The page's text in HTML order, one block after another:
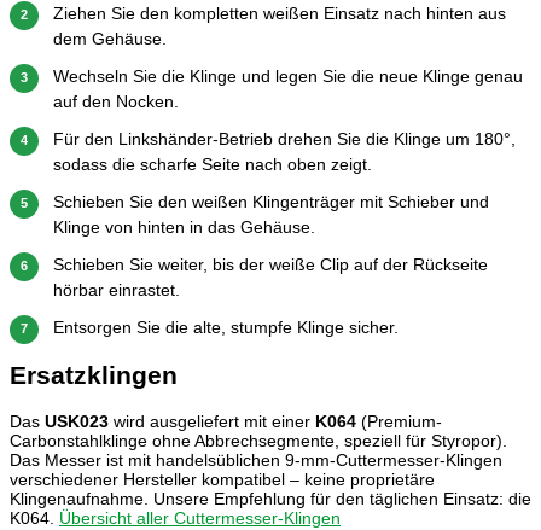
2
Ziehen Sie den kompletten weißen Einsatz nach hinten aus
dem Gehäuse.
3
Wechseln Sie die Klinge und legen Sie die neue Klinge genau
auf den Nocken.
4
Für den Linkshänder-Betrieb drehen Sie die Klinge um 180°,
sodass die scharfe Seite nach oben zeigt.
5
Schieben Sie den weißen Klingenträger mit Schieber und
Klinge von hinten in das Gehäuse.
6
Schieben Sie weiter, bis der weiße Clip auf der Rückseite
hörbar einrastet.
7 Entsorgen Sie die alte, stumpfe Klinge sicher.
Ersatzklingen
Das USK023 wird ausgeliefert mit einer K064 (Premium-
Carbonstahlklinge ohne Abbrechsegmente, speziell für Styropor).
Das Messer ist mit handelsüblichen 9-mm-Cuttermesser-Klingen
verschiedener Hersteller kompatibel – keine proprietäre
Klingenaufnahme. Unsere Empfehlung für den täglichen Einsatz: die
K064. Übersicht aller Cuttermesser-Klingen